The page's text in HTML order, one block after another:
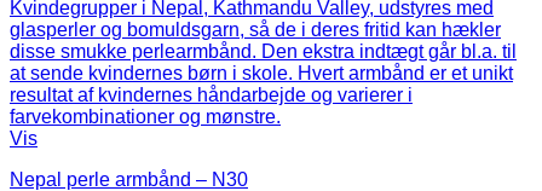
Vis
Nepal perle armbånd – N30